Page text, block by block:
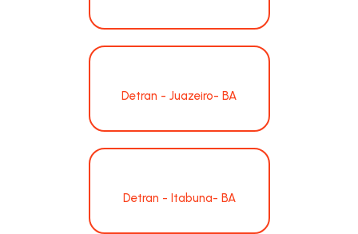
Detran - Juazeiro- BA
Detran - Itabuna- BA